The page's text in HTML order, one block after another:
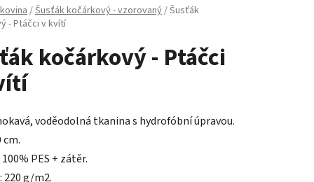
/Šusťák kočárkový - vzorovaný/Šusťák
- Ptáčci v kvítí
kočárkový - Ptáčci
voděodolná tkanina s hydrofóbní úpravou.
cm.
PES + zátěr.
220 g/m2.